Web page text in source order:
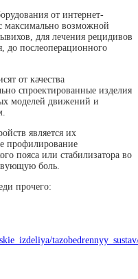
от интернет-
максимально возможной
для лечения рецидивов
до послеоперационного
от качества
спроектированные изделия
моделей движений и
является их
профилирование
пояса или стабилизатора во
боль.
прочего: